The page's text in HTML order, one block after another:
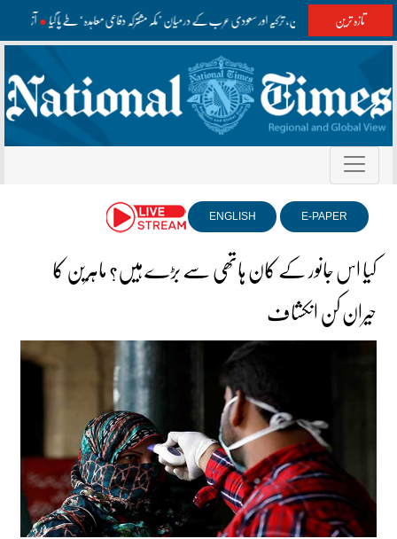
تازہ ترین پاکستان، ترکیہ اور سعودی عرب کے درمیان ’مکہ مشترکہ دفاعی معاہدہ‘ طے پا گیا
E-PAPER
ENGLISH
کیا اس جانور کے کان ہاتھی سے بڑے ہیں؟ ماہرین کا
حیران کن انکشاف